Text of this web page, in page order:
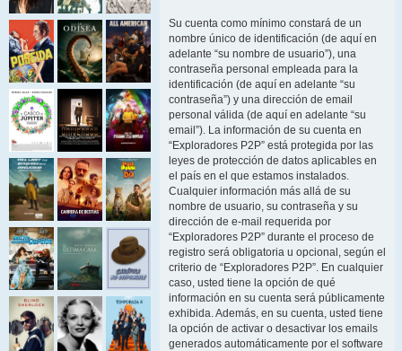
Su cuenta como mínimo constará de un
nombre único de identificación (de aquí en
adelante “su nombre de usuario”), una
contraseña personal empleada para la
identificación (de aquí en adelante “su
contraseña”) y una dirección de email
personal válida (de aquí en adelante “su
email”). La información de su cuenta en
“Exploradores P2P” está protegida por las
leyes de protección de datos aplicables en
el país en el que estamos instalados.
Cualquier información más allá de su
nombre de usuario, su contraseña y su
dirección de e-mail requerida por
“Exploradores P2P” durante el proceso de
registro será obligatoria u opcional, según el
criterio de “Exploradores P2P”. En cualquier
caso, usted tiene la opción de qué
información en su cuenta será públicamente
exhibida. Además, en su cuenta, usted tiene
la opción de activar o desactivar los emails
generados automáticamente por el software